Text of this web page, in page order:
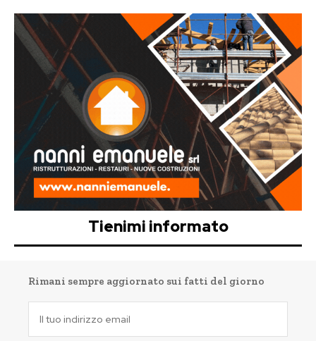
Tienimi informato
Rimani sempre aggiornato sui fatti del giorno